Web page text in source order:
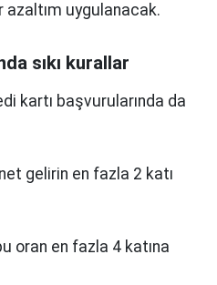
azaltım uygulanacak.
sıkı kurallar
kartı başvurularında da
net gelirin en fazla 2 katı
oran en fazla 4 katına